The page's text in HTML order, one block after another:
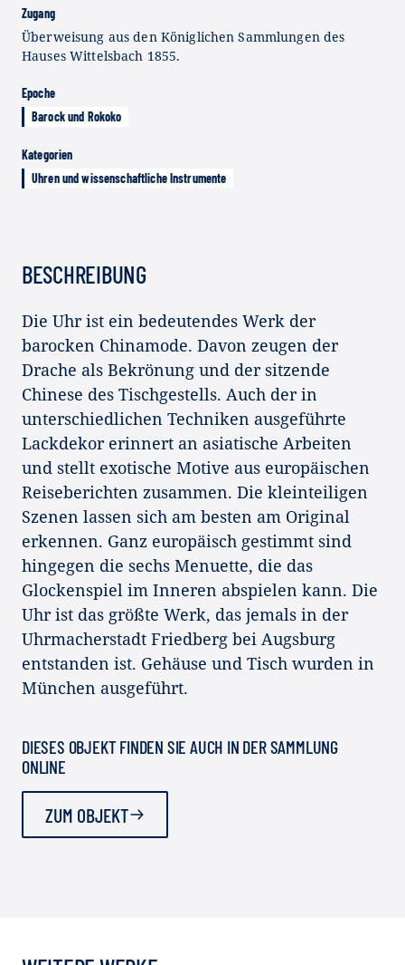
Zugang
Überweisung aus den Königlichen Sammlungen des
Hauses Wittelsbach 1855.
Epoche
Barock und Rokoko
Kategorien
Uhren und wissenschaftliche Instrumente
BESCHREIBUNG
Die Uhr ist ein bedeutendes Werk der
barocken Chinamode. Davon zeugen der
Drache als Bekrönung und der sitzende
Chinese des Tischgestells. Auch der in
unterschiedlichen Techniken ausgeführte
Lackdekor erinnert an asiatische Arbeiten
und stellt exotische Motive aus europäischen
Reiseberichten zusammen. Die kleinteiligen
Szenen lassen sich am besten am Original
erkennen. Ganz europäisch gestimmt sind
hingegen die sechs Menuette, die das
Glockenspiel im Inneren abspielen kann. Die
Uhr ist das größte Werk, das jemals in der
Uhrmacherstadt Friedberg bei Augsburg
entstanden ist. Gehäuse und Tisch wurden in
München ausgeführt.
DIESES OBJEKT FINDEN SIE AUCH IN DER SAMMLUNG
ONLINE
ZUM OBJEKT